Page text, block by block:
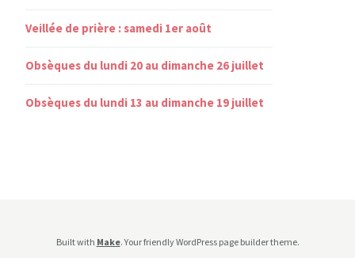
Veillée de prière : samedi 1er août
Obsèques du lundi 20 au dimanche 26 juillet
Obsèques du lundi 13 au dimanche 19 juillet
Built with Make. Your friendly WordPress page builder theme.